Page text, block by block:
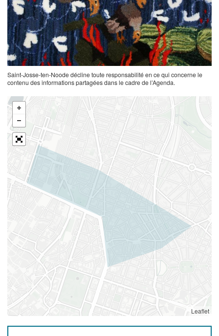
Saint-Josse-ten-Noode décline toute responsabilité en ce qui concerne le
contenu des informations partagées dans le cadre de l’Agenda.
Leaflet